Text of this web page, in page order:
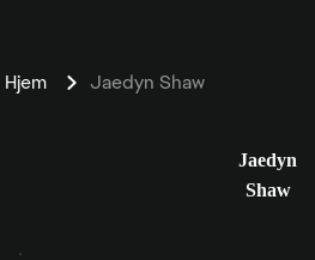
Hjem Jaedyn Shaw
Jaedyn
Shaw